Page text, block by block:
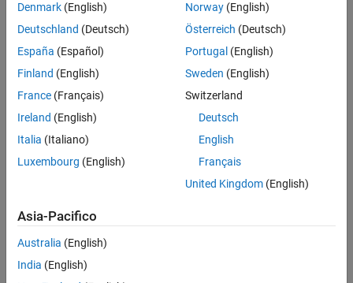
Le basi del Model-Based Design
I consigli per iniziare
Come le aziende possono ridurre i tempi di sviluppo, minimizzare i
problemi di integrazione dei componenti e offrire prodotti di
Introduzione a Simulink per la modellazione e la simulazione
Video
di sistemi di controllo
Denmark (English)
Deutschland (Deutsch)
España (Español)
Finland (English)
France (Français)
Ireland (English)
Italia (Italiano)
Luxembourg (English)
Norway(English)
Österreich (Deutsch)
Portugal (English)
Sweden (English)
Switzerland
Deutsch
English
Français
United Kingdom(English)
Asia-Pacifico
Australia (English)
India (English)